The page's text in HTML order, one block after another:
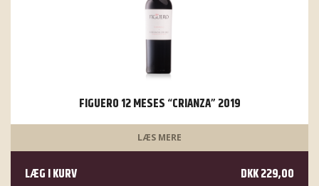
FIGUERO 12 MESES “CRIANZA” 2019
LÆS MERE
LÆG I KURV DKK 229,00